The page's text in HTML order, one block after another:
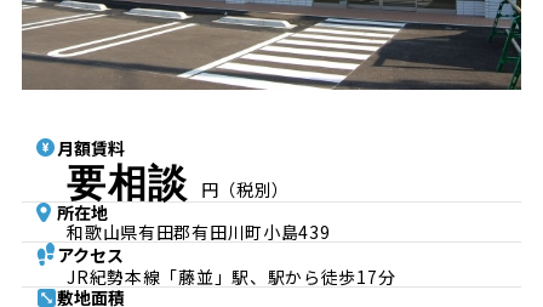
月額賃料
要相談
円（税別）
所在地
和歌山県有田郡有田川町小島439
アクセス
JR紀勢本線「藤並」駅、駅から徒歩17分
敷地面積